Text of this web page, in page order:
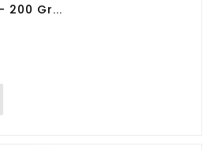
200 Gr...